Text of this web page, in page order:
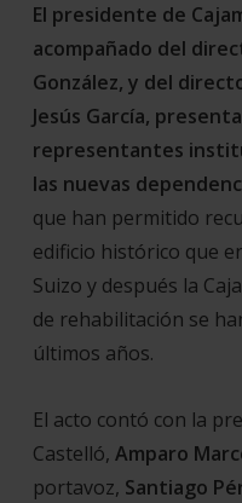
El presidente de
acompañado del
González, y del
Jesús García,
representantes
las nuevas
que han permitido
edificio histórico que
Suizo y después la
de rehabilitación se
últimos años.
El acto contó con la
Castelló, Amparo
portavoz, Santiago